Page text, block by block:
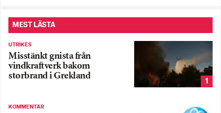
MEST LÄSTA
UTRIKES
Misstänkt gnista från
vindkraftverk bakom
storbrand i Grekland
1
KOMMENTAR